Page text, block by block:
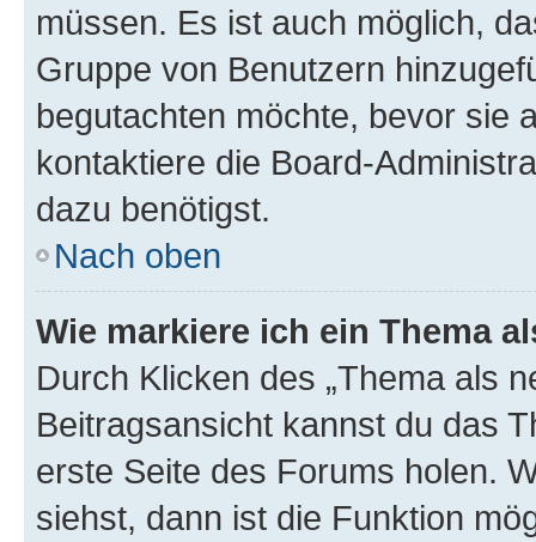
müssen. Es ist auch möglich,
Gruppe von Benutzern
begutachten möchte, bevor sie
kontaktiere die Board-
dazu benötigst.
Nach oben
Wie markiere ich ein Thema
Durch Klicken des „Thema als
Beitragsansicht kannst du das
erste Seite des Forums holen.
siehst, dann ist die Funktion